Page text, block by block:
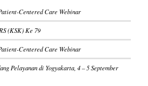
Centered Care Webinar
(KSK) Ke 79
Centered Care Webinar
Pelayanan di Yogyakarta, 4 – 5 September